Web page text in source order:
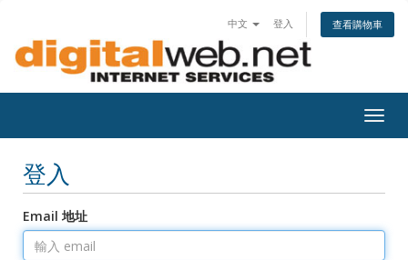
中文 登入 查看購物車
登入
Email 地址